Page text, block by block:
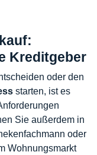
Kreditgeber
oder den
starten, ist es
Sie außerdem in
oder
Wohnungsmarkt